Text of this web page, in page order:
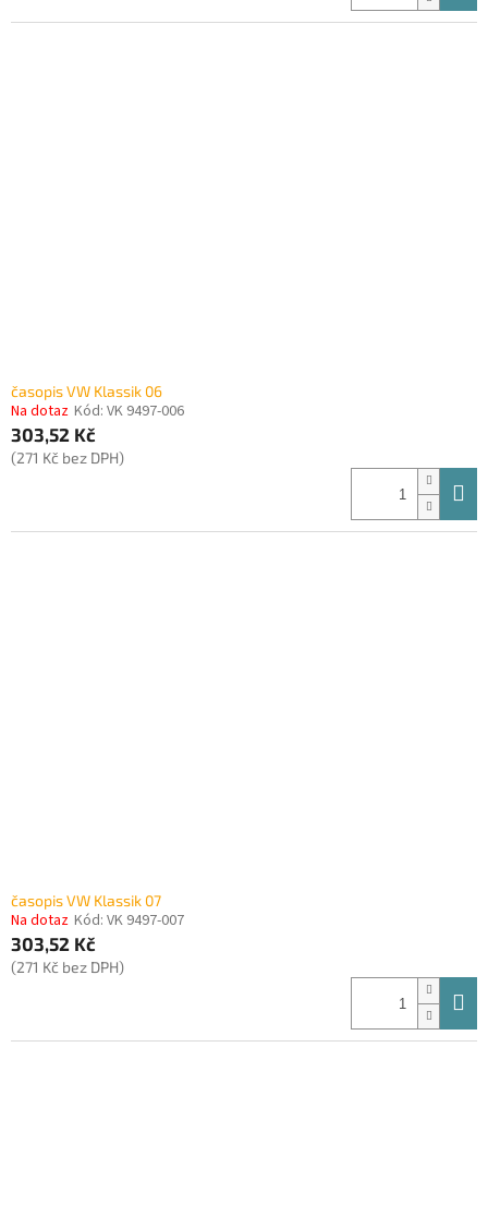
časopis VW Klassik 06
Na dotaz Kód: VK 9497-006
303,52 Kč
(271 Kč bez DPH)
časopis VW Klassik 07
Na dotaz Kód: VK 9497-007
303,52 Kč
(271 Kč bez DPH)